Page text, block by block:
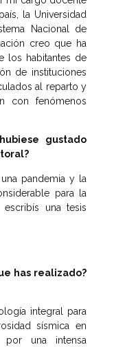
la Universidad
Nacional de
creo que ha
los habitantes de
de instituciones
al reparto y
con fenómenos
gustado
pandemia y la
para la
una tesis
has realizado?
integral para
sísmica en
por una intensa